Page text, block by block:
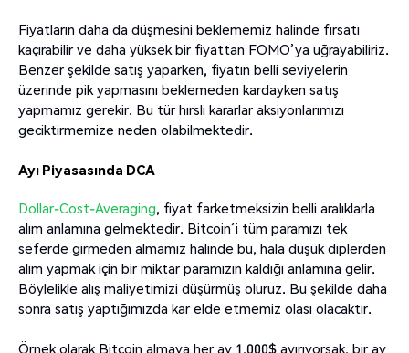
Fiyatların daha da düşmesini beklememiz halinde fırsatı
kaçırabilir ve daha yüksek bir fiyattan FOMO’ya uğrayabiliriz.
Benzer şekilde satış yaparken, fiyatın belli seviyelerin
üzerinde pik yapmasını beklemeden kardayken satış
yapmamız gerekir. Bu tür hırslı kararlar aksiyonlarımızı
geciktirmemize neden olabilmektedir.
Ayı Piyasasında DCA
Dollar-Cost-Averaging, fiyat farketmeksizin belli aralıklarla
alım anlamına gelmektedir. Bitcoin’i tüm paramızı tek
seferde girmeden almamız halinde bu, hala düşük diplerden
alım yapmak için bir miktar paramızın kaldığı anlamına gelir.
Böylelikle alış maliyetimizi düşürmüş oluruz. Bu şekilde daha
sonra satış yaptığımızda kar elde etmemiz olası olacaktır.
Örnek olarak Bitcoin almaya her ay 1,000$ ayırıyorsak, bir ay